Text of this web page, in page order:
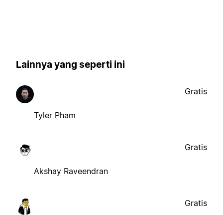
Lainnya yang seperti ini
Tyler Pham
Gratis
Akshay Raveendran
Gratis
Gratis